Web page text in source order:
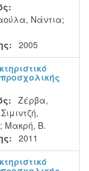
Νάντια;
2005
Ζέρβα,
Σιμιντζή,
; Μακρή, Β.
2011